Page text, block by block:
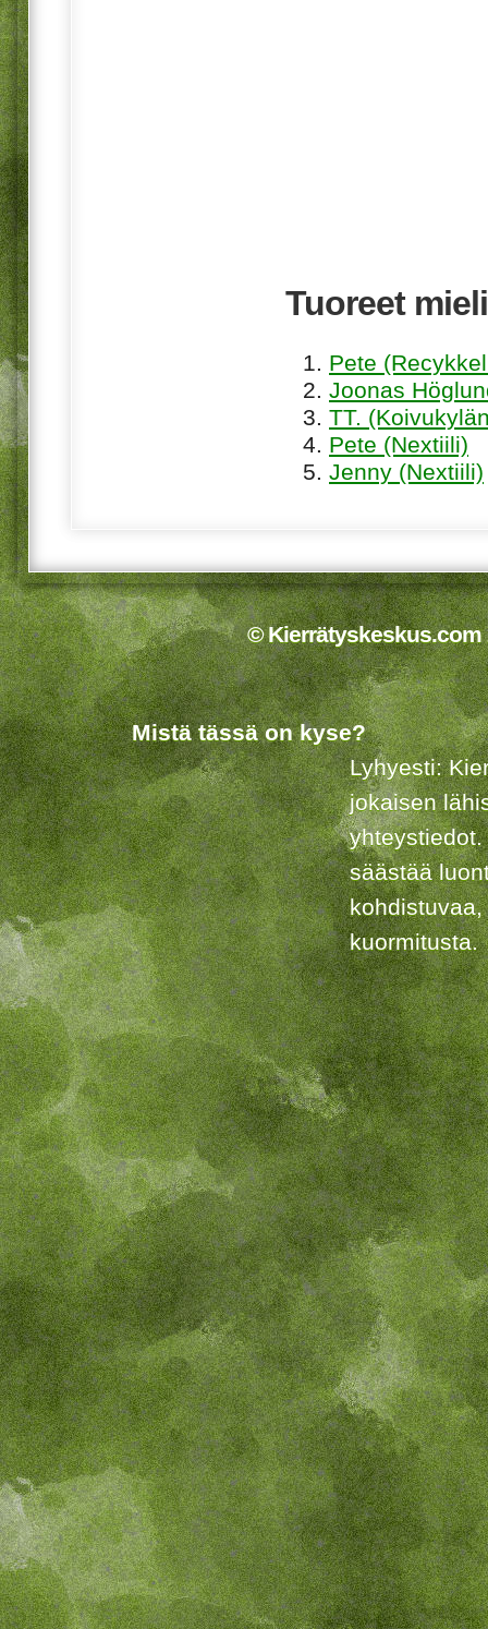
Tuoreet
Pete
Joonas
TT.
Pete (Nextiili)
Jenny (Nextiili)
© Kierrätyskeskus.com
Mistä tässä on kyse?
Lyhyesti:
jokaisen
säästää
kuormitusta.